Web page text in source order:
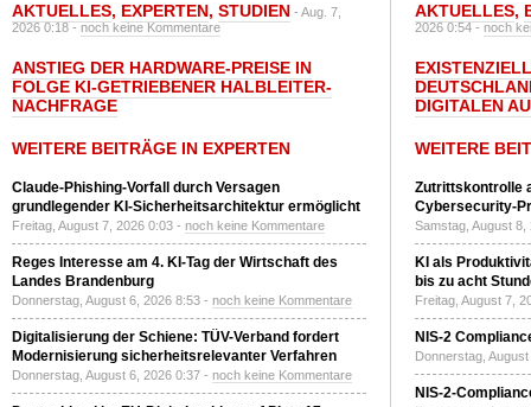
AKTUELLES, EXPERTEN, STUDIEN - Aug. 7,
2026 0:18 -noch keine Kommentare
ANSTIEG DER HARDWARE-PREISE IN
FOLGE KI-GETRIEBENER HALBLEITER-
NACHFRAGE
WEITERE BEITRÄGE IN EXPERTEN
Claude-Phishing-Vorfall durch Versagen
grundlegender KI-Sicherheitsarchitektur ermöglicht
Freitag, August 7, 2026 0:03 - noch keine Kommentare
Reges Interesse am 4. KI-Tag der Wirtschaft des
Landes Brandenburg
Donnerstag, August 6, 2026 8:53 - noch keine Kommentare
Digitalisierung der Schiene: TÜV-Verband fordert
Modernisierung sicherheitsrelevanter Verfahren
Donnerstag, August 6, 2026 0:37 - noch keine Kommentare
AKTUELLES,
2026 0:54 -noch
DIGITALEN
WEITERE
Zutrittskontrolle
Cybersecurity-
Samstag, August
KI als
bis zu acht
Freitag, August 7,
NIS-2
Donnerstag,
NIS-2-